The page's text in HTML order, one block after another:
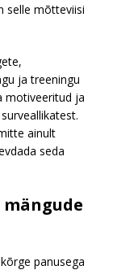
selle mõtteviisi
ja treeningu
motiveeritud ja
ainult
seda
panusega